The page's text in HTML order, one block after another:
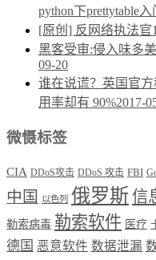
python下prettytable
[原创] 反网络执法官
黑客受审:侵入味多
09-20
谁在说谎？英国官
用率却有 90%2017-
微慑标签
CIA DDoS攻击 DDoS 攻击 FBI
中国 以色列 俄罗斯信
勒索病毒 勒索软件 医疗
德国 恶意软件 数据泄漏